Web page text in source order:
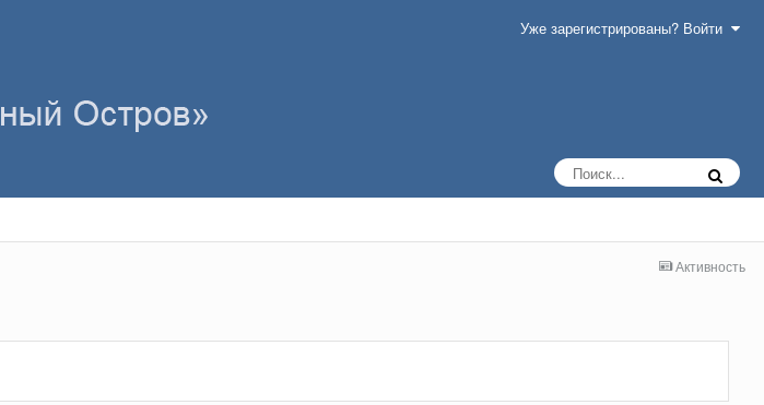
Уже зарегистрированы? Войти
Активность